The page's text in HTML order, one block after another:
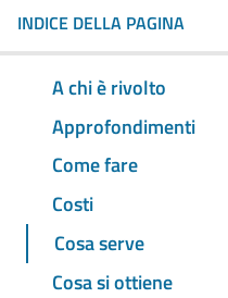
INDICE DELLA PAGINA
A chi è rivolto
Approfondimenti
Come fare
Costi
Cosa serve
Cosa si ottiene